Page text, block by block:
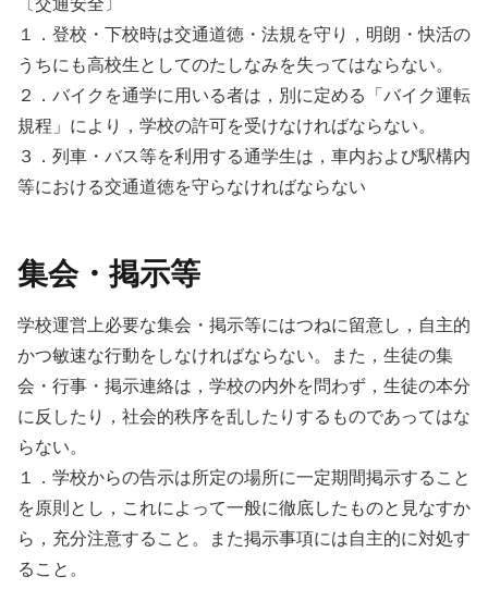
１．登校・下校時は交通道徳・法規を守り，明朗・快活の
うちにも高校生としてのたしなみを失ってはならない。
２．バイクを通学に用いる者は，別に定める「バイク運転
規程」により，学校の許可を受けなければならない。
３．列車・バス等を利用する通学生は，車内および駅構内
等における交通道徳を守らなければならない
集会・掲示等
学校運営上必要な集会・掲示等にはつねに留意し，自主的
かつ敏速な行動をしなければならない。また，生徒の集
会・行事・掲示連絡は，学校の内外を問わず，生徒の本分
に反したり，社会的秩序を乱したりするものであってはな
らない。
１．学校からの告示は所定の場所に一定期間掲示すること
を原則とし，これによって一般に徹底したものと見なすか
ら，充分注意すること。また掲示事項には自主的に対処す
ること。